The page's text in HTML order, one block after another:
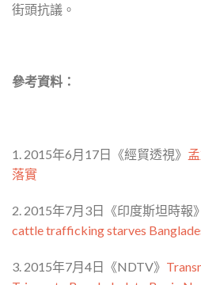
街頭抗議。
參考資料：
1. 2015年6月17日《經貿透視》
落實
2. 2015年7月3日《印度斯坦時報》
cattle trafficking starves
3. 2015年7月4日《NDTV》